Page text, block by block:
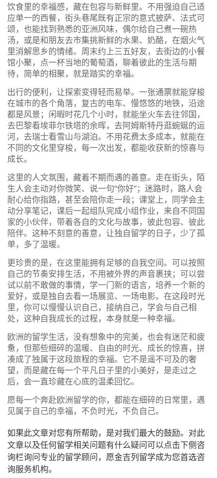
饮食里的幸福感，藏在包容与新鲜里。不用强迫自己适
应单一的西餐，街头巷尾既有正宗的意式披萨、法式可
颂，也能找到熟悉的亚洲风味，偶尔给自己煮一碗热
汤，或是和朋友去市集挑新鲜的水果、奶酪，在烟火气
里消解思乡的情绪。周末约上三五好友，去街边的小餐
馆小聚，点一杯当地的葡萄酒，聊着彼此的生活与期
待，简单的相聚，就是踏实的幸福。
出行的便利，让探索变得轻而易举。一张通票就能穿梭
在城市的各个角落，复古的电车、慢悠悠的地铁，沿途
都是风景；闲暇时花几个小时，就能坐火车去往邻国，
去巴黎看埃菲尔铁塔的余晖，去阿姆斯特丹逛蜿蜒的运
河，去瑞士看雪山与湖泊。不用花费太多成本，就能在
不同的文化里穿梭，每一次出发，都能收获新的惊喜与
成长。
这里的人文氛围，藏着不期而遇的善意。走在街头，陌
生人会主动对你微笑、说一句“你好”；迷路时，路人会
耐心给你指路，甚至会陪你走一段；课堂上，同学会主
动分享笔记，课后一起组队完成小组作业，来自不同国
家的小伙伴，带着各自的文化与故事，彼此包容、彼此
陪伴。这种不刻意的善意，让独自留学的日子，少了孤
单，多了温暖。
更珍贵的是，在这里能拥有足够的自我空间。可以按照
自己的节奏安排生活，不用被外界的声音裹挟；可以尝
试以前不敢做的事情，学一门新的语言，培养一个新的
爱好，或是独自去看一场展览、一场电影。在这段时光
里，你可以慢慢认识自己，接纳自己，学会与自己相
处，这种自我成长的过程，本身就是一种幸福。
欧洲的留学生活，没有想象中的完美，也会有迷茫和疲
惫，但那些细碎的温暖、自由的时光、成长的惊喜，拼
凑成了独属于这段旅程的幸福。它不是遥不可及的奢
望，而是藏在每一个平凡日子里的小美好，是走过之
后，会一直珍藏在心底的温柔回忆。
愿每一个奔赴欧洲留学的你，都能在细碎的日常里，遇
见属于自己的幸福，不负时光，不负自己。
如果此文章对您有所帮助，是对我们最大的鼓励。对此
文章以及任何留学相关问题有什么疑问可以点击下侧咨
询栏询问专业的留学顾问，愿金吉列留学成为您首选咨
询服务机构。